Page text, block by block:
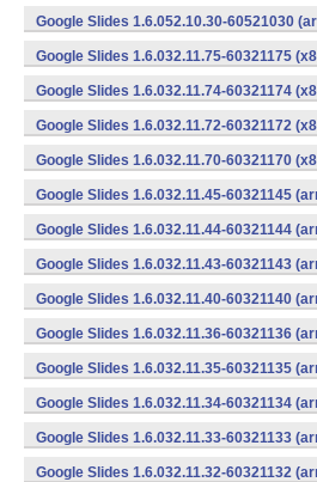
Google Slides 1.6.052.10.30-60521030
Google Slides 1.6.032.11.75-60321175
Google Slides 1.6.032.11.74-60321174
Google Slides 1.6.032.11.72-60321172
Google Slides 1.6.032.11.70-60321170
Google Slides 1.6.032.11.45-60321145
Google Slides 1.6.032.11.44-60321144
Google Slides 1.6.032.11.43-60321143
Google Slides 1.6.032.11.40-60321140
Google Slides 1.6.032.11.36-60321136
Google Slides 1.6.032.11.35-60321135
Google Slides 1.6.032.11.34-60321134
Google Slides 1.6.032.11.33-60321133
Google Slides 1.6.032.11.32-60321132